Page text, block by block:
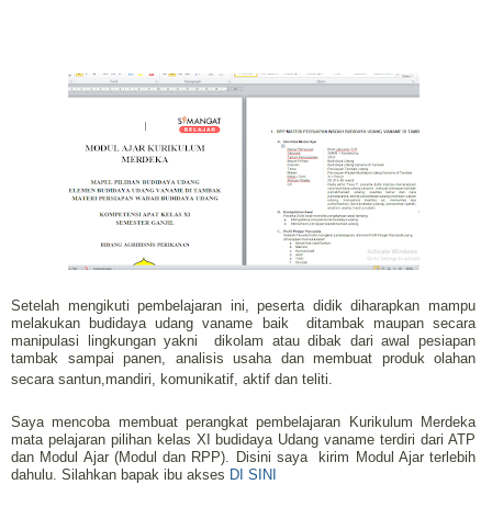
Setelah mengikuti pembelajaran ini, peserta didik diharapkan mampu
melakukan budidaya udang vaname baik ditambak maupan secara
manipulasi lingkungan yakni dikolam atau dibak dari awal pesiapan
tambak sampai panen, analisis usaha dan membuat produk olahan
secara santun,mandiri, komunikatif, aktif dan teliti.
Saya mencoba membuat perangkat pembelajaran Kurikulum Merdeka
mata pelajaran pilihan kelas XI budidaya Udang vaname terdiri dari ATP
dan Modul Ajar (Modul dan RPP). Disini saya kirim Modul Ajar terlebih
dahulu. Silahkan bapak ibu akses DI SINI